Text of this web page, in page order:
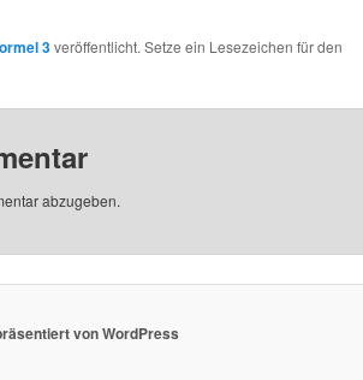
3veröffentlicht. Setze ein Lesezeichen für den
abzugeben.
von WordPress